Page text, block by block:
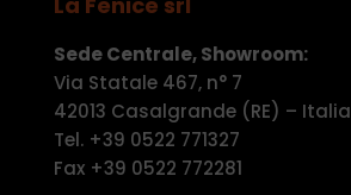
Sede Centrale, Showroom:
Via Statale 467, n° 7
42013 Casalgrande (RE) – Italia
Tel. +39 0522 771327
Fax +39 0522 772281